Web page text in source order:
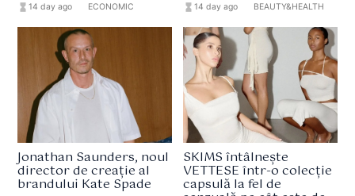
hourglass_full14 day ago ECONOMIC hourglass_full 14 day ago BEAUTY&HEALTH
Jonathan Saunders, noul
director de creație al
brandului Kate Spade
SKIMS întâlnește
VETTESE într-o colecție
capsulă la fel de